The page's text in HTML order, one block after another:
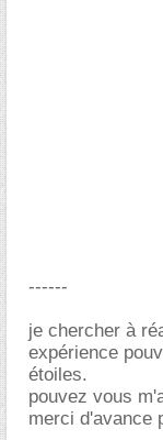
------
je chercher à
expérience
étoiles.
pouvez vous
merci d'avance